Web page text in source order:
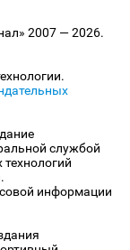
2007 — 2026.
службой
информации